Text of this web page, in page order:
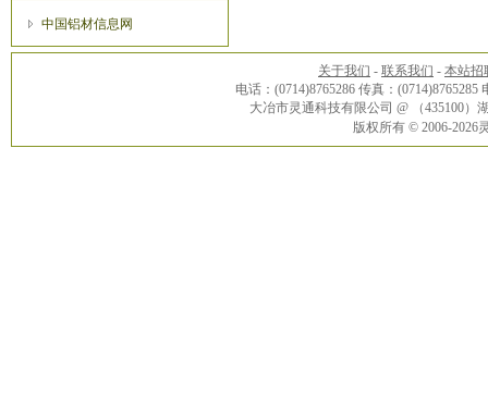
中国铝材信息网
关于我们 - 联系我们 - 本站招
电话：(0714)8765286 传真：(0714)8765285
大冶市灵通科技有限公司 @ （435100
版权所有 © 2006-2026